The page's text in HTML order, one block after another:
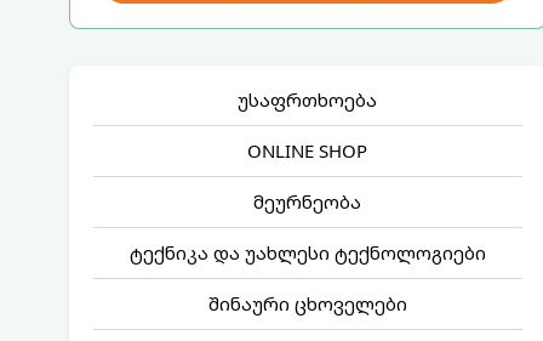
უსაფრთხოება
ONLINE SHOP
მეურნეობა
ტექნიკა და უახლესი ტექნოლოგიები
შინაური ცხოველები